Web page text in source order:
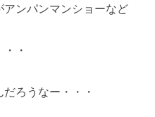
アンパンマンショーなど
・
ろうなー・・・